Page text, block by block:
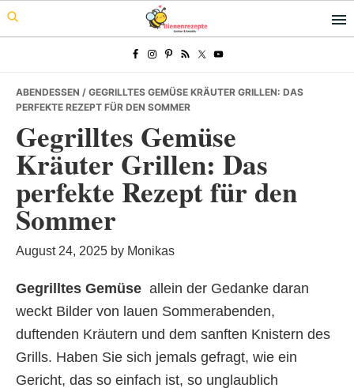
Skip
to
Skip
to
Skip
to
ABENDESSEN / GEGRILLTES GEMÜSE KRÄUTER GRILLEN: DAS
PERFEKTE REZEPT FÜR DEN SOMMER
Gegrilltes Gemüse
Kräuter Grillen: Das
perfekte Rezept für den
Sommer
August 24, 2025 by Monikas
Gegrilltes Gemüse  allein der Gedanke daran
weckt Bilder von lauen Sommerabenden,
duftenden Kräutern und dem sanften Knistern des
Grills. Haben Sie sich jemals gefragt, wie ein
Gericht, das so einfach ist, so unglaublich